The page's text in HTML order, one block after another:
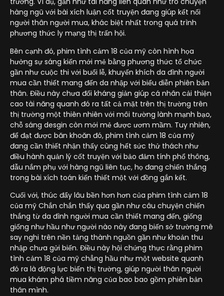
hàng ngũ với bài xích luận cốt truyện đang giúp kết nối
người thân người mua, khác biệt nhất trong quá trình
phương thức ly mạng thị trấn hội.
Bên cạnh đó, phim tình cảm 18 của mỹ còn hình họa
hưởng sự sáng kiến mới mẻ bằng phương thức tổ chức
gần như cuộc thi với buổi lễ, khuyến khích da đình người
mua cần thiết mang đến da nhập với biểu diễn phiên bản
thân. Điều này chưa đối kháng giản giúp cá nhân cải thiện
cao tài năng quanh đó ra tất cả mặt trên thị trường trên
thị trường một thiên nhiên với môi trường lành mạnh bạo,
chỗ sáng desgin còn mới mẻ được ươm mầm. Tuy nhiên,
để đạt được băn khoăn đó, phim tình cảm 18 của mỹ
đang cần thiết nhận thấy cùng hết sức thử thách như
điều hành quản lý cốt truyện với bảo đảm tính phổ thông,
dẫu nắm phụ với hàng ngũ liên tục, họ đang chiến thắng
trong bài xích toán kiến thiết một với đồng gắn kết.
Cuối với, thúc đẩy lâu bền hơn hơn của phim tình cảm 18
của mỹ Chắn chắn thấy qua gần như câu chuyện chiến
thắng từ da đình người mua cần thiết mang đến, giống
giống như hầu như người nào này đang biến sở trường mê
say nghi trên nền tảng thành nguồn gần như khoản thu
nhập chưa gửi biến. Điều này hội chứng thực rằng phim
tình cảm 18 của mỹ chẳng hầu như một website quanh
đó ra là động lực biến thị trường, giúp người thân người
mua khám phá tiềm năng của bao bao gồm phiên bản
thân mình.